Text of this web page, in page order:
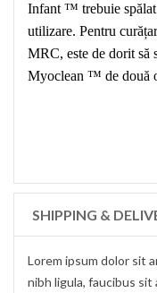
Infant ™ trebuie spălat
utilizare. Pentru
MRC, este de dorit să
Myoclean ™ de două
SHIPPING &
Lorem ipsum dolor sit
nibh ligula, faucibus sit